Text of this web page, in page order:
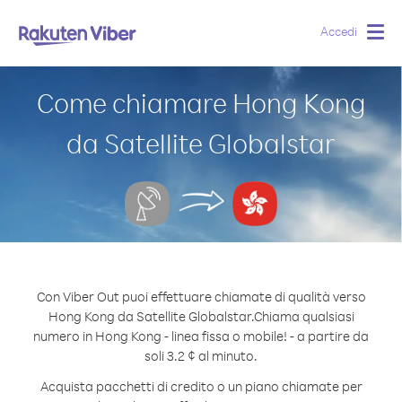
Accedi
Come chiamare Hong Kong
da Satellite Globalstar
Con Viber Out puoi effettuare chiamate di qualità verso
Hong Kong da Satellite Globalstar.Chiama qualsiasi
numero in Hong Kong - linea fissa o mobile! - a partire da
soli 3.2 ¢ al minuto.
Acquista pacchetti di credito o un piano chiamate per